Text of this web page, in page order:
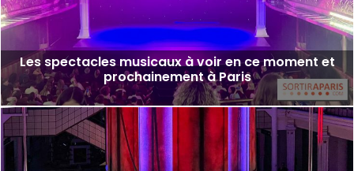
Les spectacles musicaux à voir en ce moment et
prochainement à Paris